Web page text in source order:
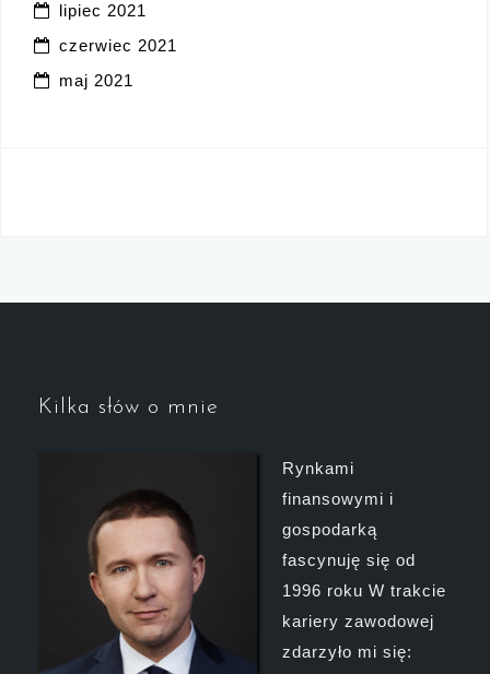
lipiec 2021
czerwiec 2021
maj 2021
Kilka słów o mnie
Rynkami
finansowymi i
gospodarką
fascynuję się od
1996 roku W trakcie
kariery zawodowej
zdarzyło mi się: